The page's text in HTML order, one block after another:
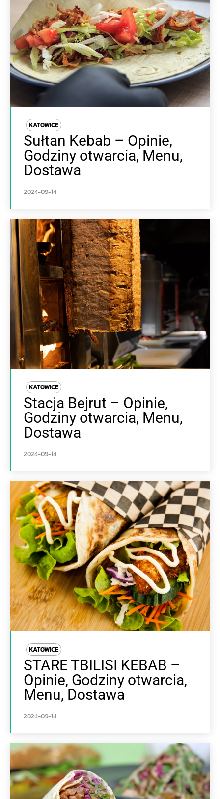
KATOWICE
Sułtan Kebab – Opinie,
Godziny otwarcia, Menu,
Dostawa
2024-09-14
KATOWICE
Stacja Bejrut – Opinie,
Godziny otwarcia, Menu,
Dostawa
2024-09-14
KATOWICE
STARE TBILISI KEBAB –
Opinie, Godziny otwarcia,
Menu, Dostawa
2024-09-14